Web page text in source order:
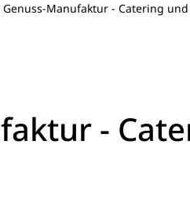
Genuss-Manufaktur - Catering
-